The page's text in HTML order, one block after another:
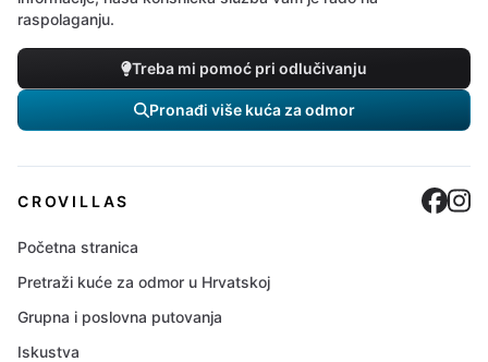
raspolaganju.
Treba mi pomoć pri odlučivanju
Pronađi više kuća za odmor
CROVILLAS
Početna stranica
Pretraži kuće za odmor u Hrvatskoj
Grupna i poslovna putovanja
Iskustva